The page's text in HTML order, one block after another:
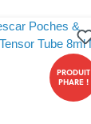
PRODUIT
PHARE !